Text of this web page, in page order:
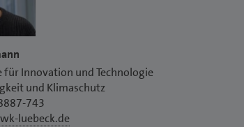
für Innovation und Technologie
und Klimaschutz
743
luebeck.de